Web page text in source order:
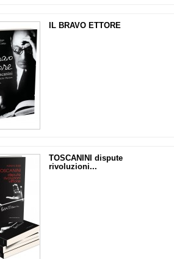
IL BRAVO ETTORE
TOSCANINI dispute
rivoluzioni...